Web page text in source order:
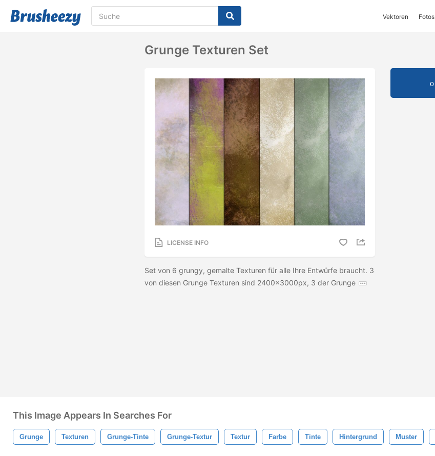
Vektoren Fotos
Grunge Texturen Set
LICENSE INFO
Set von 6 grungy, gemalte Texturen für alle Ihre Entwürfe braucht. 3
von diesen Grunge Texturen sind 2400x3000px, 3 der Grunge
This Image Appears In Searches For
Grunge Texturen Grunge-Tinte Grunge-Textur Textur Farbe Tinte Hintergrund Muster